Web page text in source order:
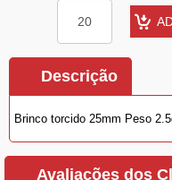
Descrição
Brinco torcido 25mm Peso
Avaliações dos